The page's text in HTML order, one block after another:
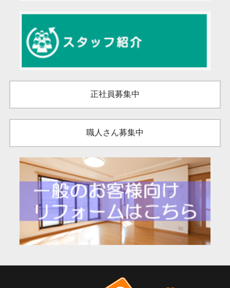
正社員募集中
職人さん募集中